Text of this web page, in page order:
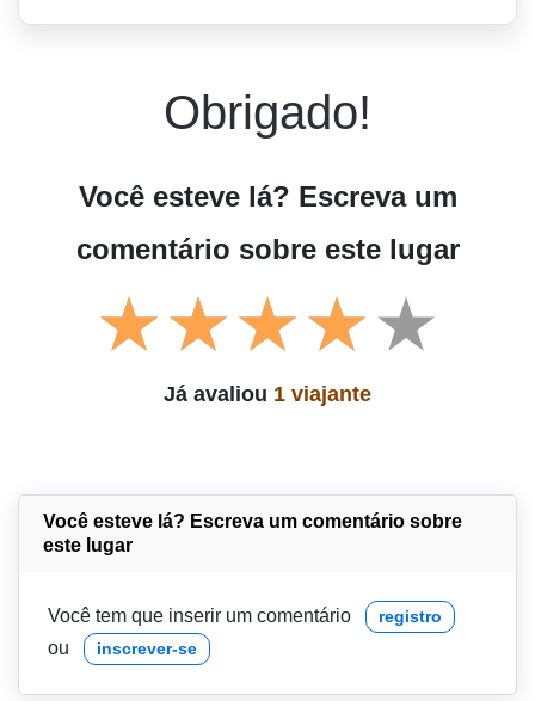
Obrigado!
Você esteve lá? Escreva um
comentário sobre este lugar
Já avaliou 1 viajante
Você esteve lá? Escreva um comentário sobre
este lugar
Você tem que inserir um comentário registro
ou inscrever-se